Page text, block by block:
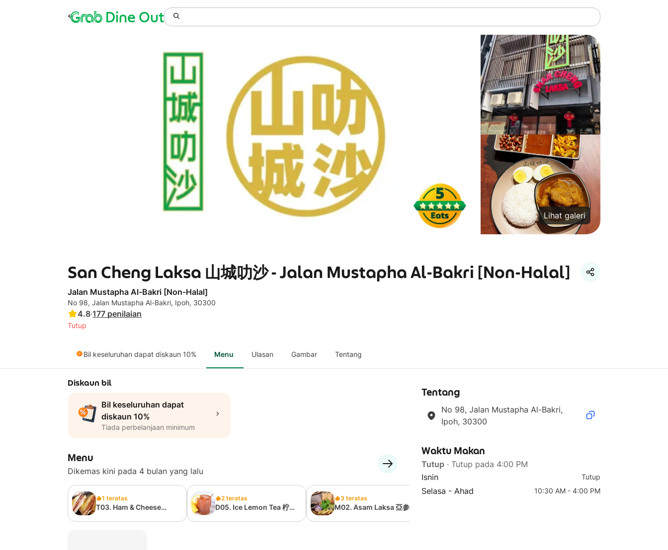
GrabDine Out
Lihat galeri
San Cheng Laksa 山城叻沙 - Jalan Mustapha Al-Bakri [Non-Halal]
Jalan Mustapha Al-Bakri [Non-Halal]
No 98, Jalan Mustapha Al-Bakri, Ipoh, 30300
4.8·177 penilaian
Tutup
Bil keseluruhan dapat diskaun 10% Menu Ulasan Gambar Tentang
Diskaun bil
Bil keseluruhan dapat
diskaun 10%
Tiada perbelanjaan minimum
Menu
Dikemas kini pada 4 bulan yang lalu
1 teratas
T03. Ham & Cheese
2 teratas
D05. Ice Lemon Tea 柠檬
3 teratas
M02. Asam Laksa 亞参叻
Tentang
No 98, Jalan Mustapha Al-Bakri,
Ipoh, 30300
Waktu Makan
Tutup · Tutup pada 4:00 PM
Isnin
Tutup
Selasa - Ahad 10:30 AM - 4:00 PM